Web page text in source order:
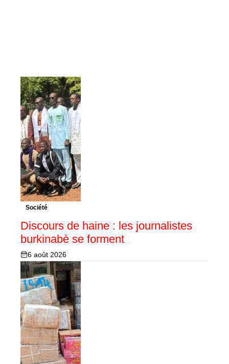
Société
Discours de haine : les journalistes
burkinabè se forment
6 août 2026